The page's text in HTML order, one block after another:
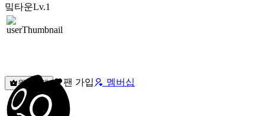
밐타운Lv.1
원픽선택 팬 가입 멤버십
밐타운